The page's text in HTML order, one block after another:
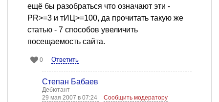
ещё бы разобраться что означают эти -
PR>=3 и тИЦ>=100, да прочитать такую же
статью - 7 способов увеличить
посещаемость сайта.
0 Ответить
Степан Бабаев
Дебютант
29 мая 2007 в 07:24
Сообщить модератору